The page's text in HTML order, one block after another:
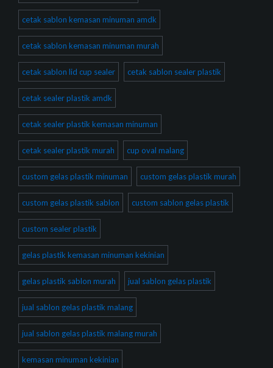
cetak sablon kemasan minuman amdk
cetak sablon kemasan minuman murah
cetak sablon lid cup sealer cetak sablon sealer plastik
cetak sealer plastik amdk
cetak sealer plastik kemasan minuman
cetak sealer plastik murah cup oval malang
custom gelas plastik minuman custom gelas plastik murah
custom gelas plastik sablon custom sablon gelas plastik
custom sealer plastik
gelas plastik kemasan minuman kekinian
gelas plastik sablon murah jual sablon gelas plastik
jual sablon gelas plastik malang
jual sablon gelas plastik malang murah
kemasan minuman kekinian